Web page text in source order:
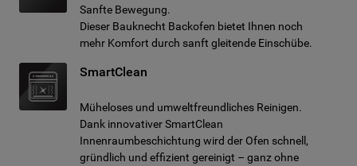
Sanfte Bewegung.
Dieser Bauknecht Backofen bietet Ihnen noch
mehr Komfort durch sanft gleitende Einschübe.
SmartClean
Müheloses und umweltfreundliches Reinigen.
Dank innovativer SmartClean
Innenraumbeschichtung wird der Ofen schnell,
gründlich und effizient gereinigt – ganz ohne